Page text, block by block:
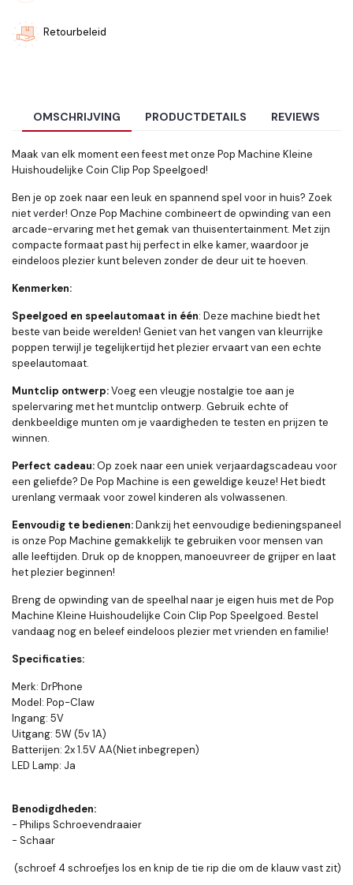
Retourbeleid
OMSCHRIJVING PRODUCTDETAILS REVIEWS
Maak van elk moment een feest met onze Pop Machine Kleine
Huishoudelijke Coin Clip Pop Speelgoed!
Ben je op zoek naar een leuk en spannend spel voor in huis? Zoek
niet verder! Onze Pop Machine combineert de opwinding van een
arcade-ervaring met het gemak van thuisentertainment. Met zijn
compacte formaat past hij perfect in elke kamer, waardoor je
eindeloos plezier kunt beleven zonder de deur uit te hoeven.
Kenmerken:
Speelgoed en speelautomaat in één: Deze machine biedt het
beste van beide werelden! Geniet van het vangen van kleurrijke
poppen terwijl je tegelijkertijd het plezier ervaart van een echte
speelautomaat.
Muntclip ontwerp:Voeg een vleugje nostalgie toe aan je
spelervaring met het muntclip ontwerp. Gebruik echte of
denkbeeldige munten om je vaardigheden te testen en prijzen te
winnen.
Perfect cadeau:Op zoek naar een uniek verjaardagscadeau voor
een geliefde? De Pop Machine is een geweldige keuze! Het biedt
urenlang vermaak voor zowel kinderen als volwassenen.
Eenvoudig te bedienen:Dankzij het eenvoudige bedieningspaneel
is onze Pop Machine gemakkelijk te gebruiken voor mensen van
alle leeftijden. Druk op de knoppen, manoeuvreer de grijper en laat
het plezier beginnen!
Breng de opwinding van de speelhal naar je eigen huis met de Pop
Machine Kleine Huishoudelijke Coin Clip Pop Speelgoed. Bestel
vandaag nog en beleef eindeloos plezier met vrienden en familie!
Specificaties:
Merk: DrPhone
Model: Pop-Claw
Ingang: 5V
Uitgang: 5W (5v 1A)
Batterijen: 2x 1.5V AA(Niet inbegrepen)
LED Lamp: Ja
Benodigdheden:
- Philips Schroevendraaier
- Schaar
(schroef 4 schroefjes los en knip de tie rip die om de klauw vast zit)